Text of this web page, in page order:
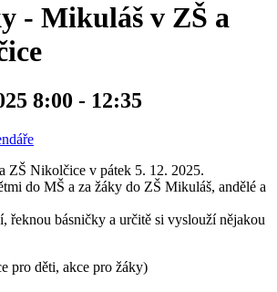
- Mikuláš v ZŠ a
8:00 - 12:35
ZŠ Nikolčice v pátek 5. 12. 2025.
do MŠ a za žáky do ZŠ Mikuláš, andělé a
řeknou básničky a určitě si vyslouží nějakou
pro děti, akce pro žáky)